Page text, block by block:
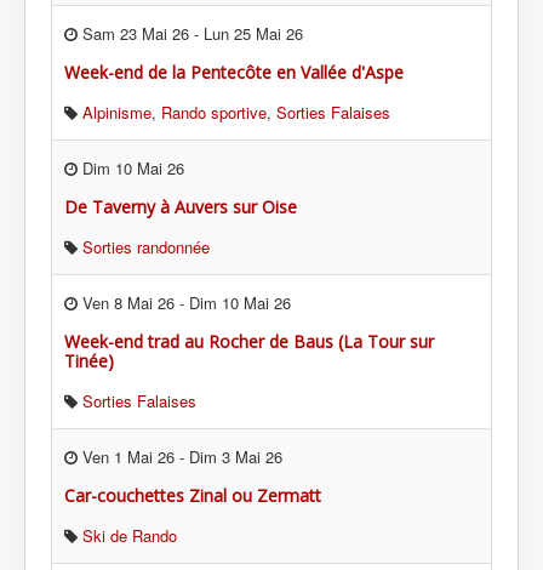
Sam 23 Mai 26 - Lun 25 Mai 26
Week-end de la Pentecôte en Vallée d'Aspe
Alpinisme, Rando sportive, Sorties Falaises
Dim 10 Mai 26
De Taverny à Auvers sur Oise
Sorties randonnée
Ven 8 Mai 26 - Dim 10 Mai 26
Week-end trad au Rocher de Baus (La Tour sur
Tinée)
Sorties Falaises
Ven 1 Mai 26 - Dim 3 Mai 26
Car-couchettes Zinal ou Zermatt
Ski de Rando